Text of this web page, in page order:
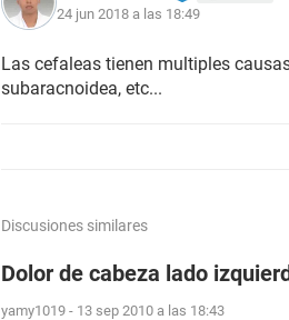
24 jun 2018 a las 18:49
Las cefaleas tienen multiples
subaracnoidea, etc...
Discusiones similares
Dolor de cabeza lado
yamy1019 - 13 sep 2010 a las 18:43